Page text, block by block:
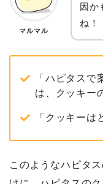
マルマル
因か
ね！
「ハピタス
は、クッキー
「クッキーは
このようなハピタ